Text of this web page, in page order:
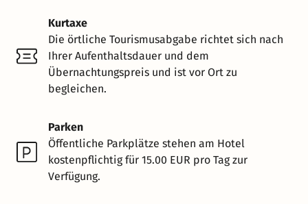
Kurtaxe
Die örtliche Tourismusabgabe richtet sich nach
Ihrer Aufenthaltsdauer und dem
Übernachtungspreis und ist vor Ort zu
begleichen.
Parken
Öffentliche Parkplätze stehen am Hotel
kostenpflichtig für 15.00 EUR pro Tag zur
Verfügung.